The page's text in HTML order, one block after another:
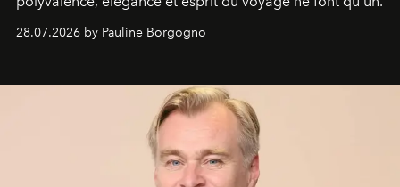
28.07.2026 by Pauline Borgogno